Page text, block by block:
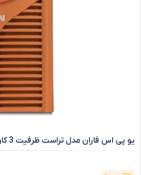
یو پی اس فاران مدل تراست ظرفیت 3 کاوا